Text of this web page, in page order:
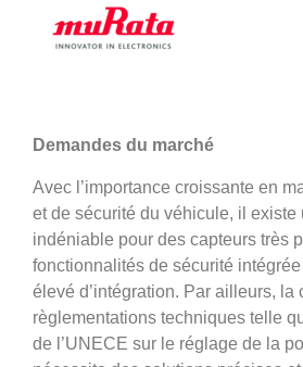
Demandes du marché
Avec l’importance croissante en
et de sécurité du véhicule, il existe
indéniable pour des capteurs très
fonctionnalités de sécurité
élevé d’intégration. Par ailleurs, la
règlementations techniques telle
de l’UNECE sur le réglage de la